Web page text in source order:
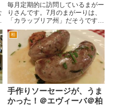
毎月定期的に訪問しているまがー
りさんです。7月のまがーりは、
「カラッブリア州」だそうです。
イタリアを地図で見ると長靴とい
われていますが、長靴のつま先の
部分にあたる州だそうです。 お
店にいってびっくり。辞められた
のかなとおもっていたいつもの
柏
手作りソーセージが、うま
かった！＠エヴィーバ＠柏